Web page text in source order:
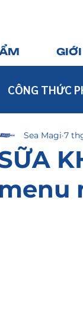
CÔNG THỨC
Sea Magi 7